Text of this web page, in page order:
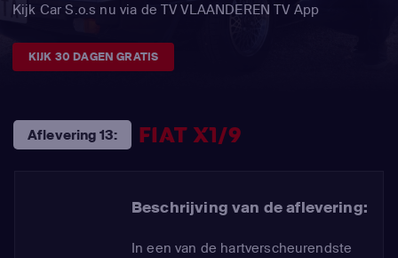
Kijk Car S.o.s nu via de TV VLAANDEREN TV App
KIJK 30 DAGEN GRATIS
Aflevering 13: FIAT X1/9
Beschrijving van de aflevering:
In een van de hartverscheurendste